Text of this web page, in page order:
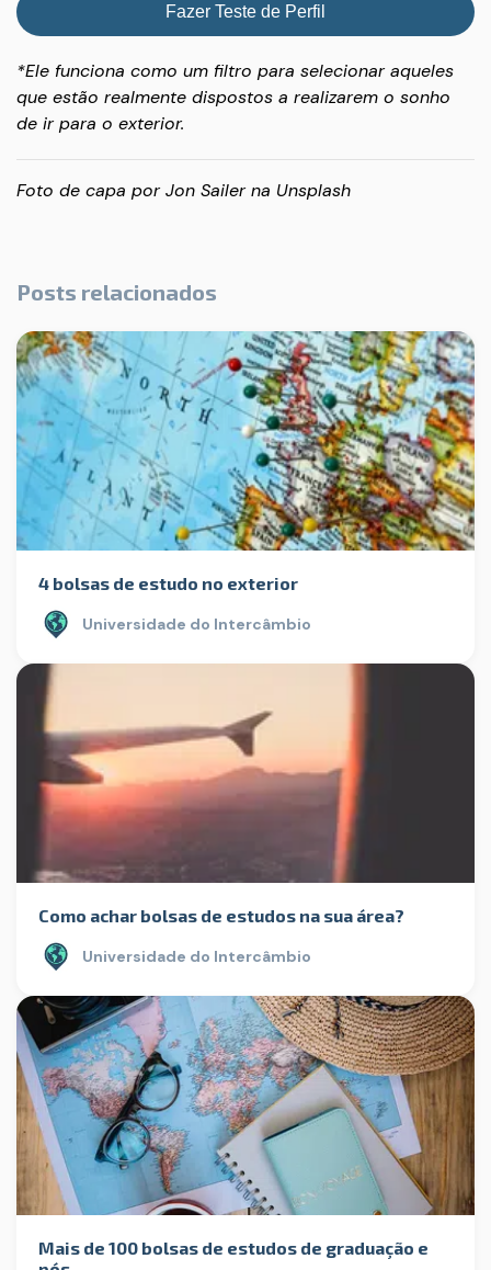
Fazer Teste de Perfil
*Ele funciona como um filtro para selecionar aqueles
que estão realmente dispostos a realizarem o sonho
de ir para o exterior.
Foto de capa porJon Sailerna Unsplash
Posts relacionados
4 bolsas de estudo no exterior
Universidade do Intercâmbio
Como achar bolsas de estudos na sua área?
Universidade do Intercâmbio
Mais de 100 bolsas de estudos de graduação e